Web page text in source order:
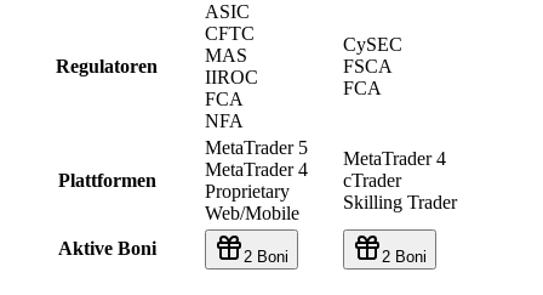
Regulatoren
ASIC
CFTC
MAS
IIROC
FCA
NFA
CySEC
FSCA
FCA
Plattformen
MetaTrader 5
MetaTrader 4
Proprietary
Web/Mobile
MetaTrader 4
cTrader
Skilling Trader
Aktive Boni 2 Boni 2 Boni